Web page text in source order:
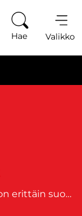
Hae Valikko
Urheilullinen ja laadukas Ford Kuga, on erittäin suosittu vähäpäästöinen hybridi.